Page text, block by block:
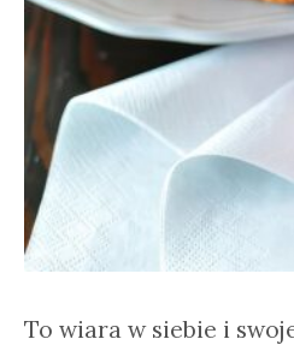
To wiara w siebie i